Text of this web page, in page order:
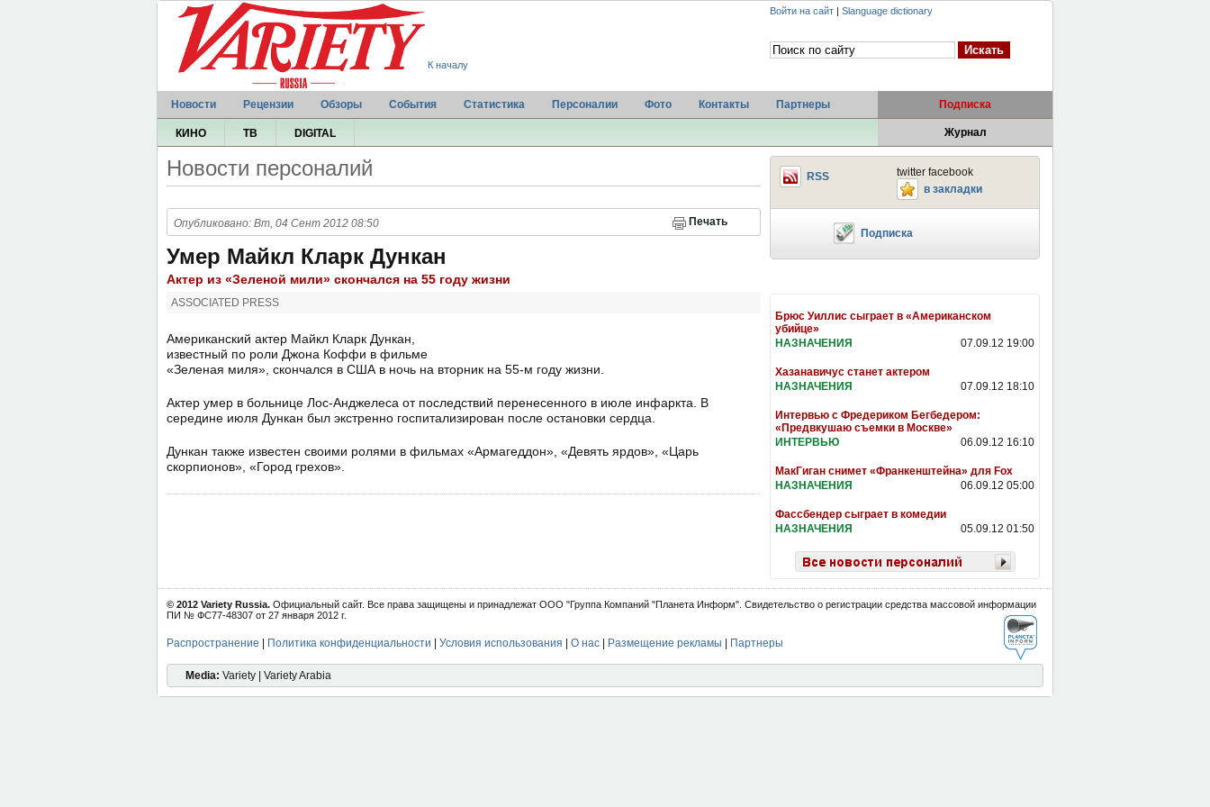
К началу
Войти на сайт | Slanguage dictionary
Новости Рецензии Обзоры События Статистика Персоналии Фото Контакты Партнеры Подписка
КИНО ТВ DIGITAL Журнал
Новости персоналий
Печать
Опубликовано: Вт, 04 Сент 2012 08:50
Умер Майкл Кларк Дункан
Актер из «Зеленой мили» скончался на 55 году жизни
ASSOCIATED PRESS
Американский актер Майкл Кларк Дункан,
известный по роли Джона Коффи в фильме
«Зеленая миля», скончался в США в ночь на вторник на 55-м году жизни.
Актер умер в больнице Лос-Анджелеса от последствий перенесенного в июле инфаркта. В
середине июля Дункан был экстренно госпитализирован после остановки сердца.
Дункан также известен своими ролями в фильмах «Армагеддон», «Девять ярдов», «Царь
скорпионов», «Город грехов».
twitter facebook
RSS
в закладки
Подписка
Брюс Уиллис сыграет в «Американском
убийце»
07.09.12 19:00
НАЗНАЧЕНИЯ
Хазанавичус станет актером
07.09.12 18:10
НАЗНАЧЕНИЯ
Интервью с Фредериком Бегбедером:
«Предвкушаю съемки в Москве»
06.09.12 16:10
ИНТЕРВЬЮ
МакГиган снимет «Франкенштейна» для Fox
06.09.12 05:00
НАЗНАЧЕНИЯ
Фассбендер сыграет в комедии
05.09.12 01:50
НАЗНАЧЕНИЯ
© 2012 Variety Russia. Официальный сайт. Все права защищены и принадлежат ООО "Группа Компаний "Планета Информ". Свидетельство о регистрации средства массовой информации
ПИ № ФС77-48307 от 27 января 2012 г.
Распространение Политика конфиденциальности Условия использования О нас Размещение рекламы Партнеры
Media: Variety | Variety Arabia